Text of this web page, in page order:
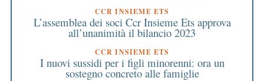
CCR INSIEME ETS
L’assemblea dei soci Ccr Insieme Ets approva
all’unanimità il bilancio 2023
CCR INSIEME ETS
I nuovi sussidi per i figli minorenni: ora un
sostegno concreto alle famiglie